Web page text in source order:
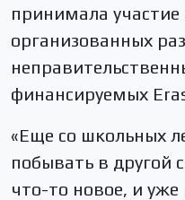
принимала
организованных
финансируемых
«Еще со школьных
побывать в другой
что-то новое, и уже